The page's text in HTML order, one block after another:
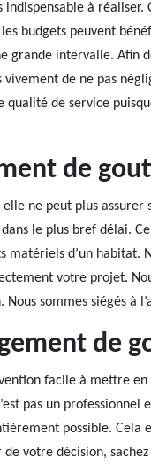
à
budgets peuvent
grande intervalle. Afin
de ne pas
qualité de service
de
ne peut plus
le plus bref délai.
d’un habitat.
votre projet.
sommes siégés à
de
facile à mettre
pas un
possible. Cela
de votre décision,